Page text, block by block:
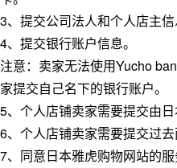
3、提交公司法人和个人店主信
4、提交银行账户信息。
注意：卖家无法使用Yucho
家提交自己名下的银行账户。
5、个人店铺卖家需要提交由
6、个人店铺卖家需要提交过
7、同意日本雅虎购物网站的服